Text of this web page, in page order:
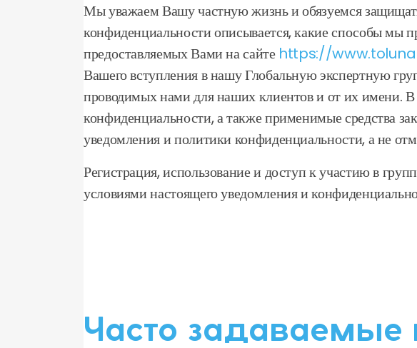
Мы уважаем Вашу частную жизнь и обязуемся
конфиденциальности описывается, какие способы мы
предоставляемых Вами на сайте https://
Вашего вступления в нашу Глобальную экспертную
проводимых нами для наших клиентов и от их имени.
конфиденциальности, а также применимые средства
уведомления и политики конфиденциальности, а не
Регистрация, использование и доступ к участию в
условиями настоящего уведомления и
Часто задаваемые